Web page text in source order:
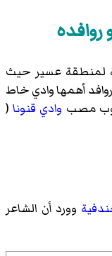
لمنطقة عسير حيث
عدة روافد أهمها وادي خاط
مصب وادي قنونا(
وورد أن الشاعر